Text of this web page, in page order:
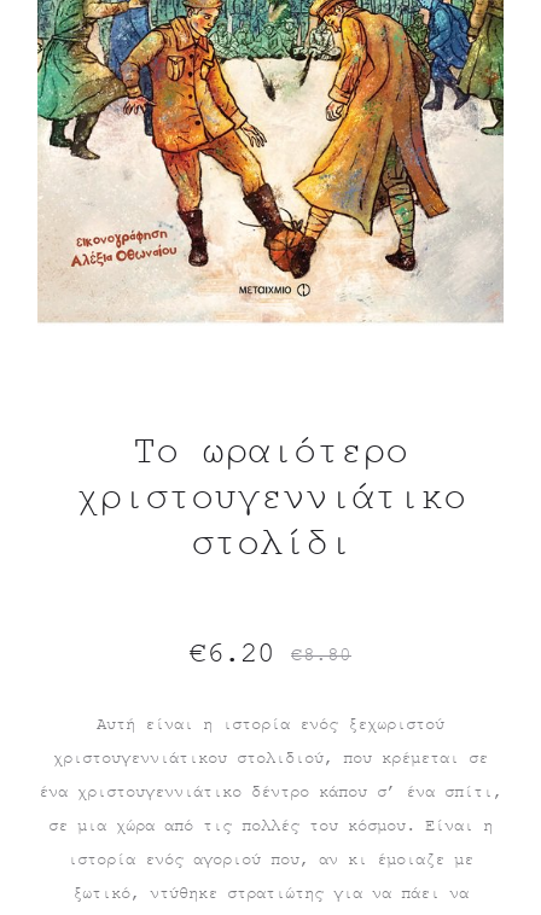
Το ωραιότερο
χριστουγεννιάτικο
στολίδι
Αυτή είναι η ιστορία ενός ξεχωριστού
χριστουγεννιάτικου στολιδιού, που κρέμεται σε
ένα χριστουγεννιάτικο δέντρο κάπου σ’ ένα σπίτι,
σε μια χώρα από τις πολλές του κόσμου. Είναι η
ιστορία ενός αγοριού που, αν κι έμοιαζε με
ξωτικό, ντύθηκε στρατιώτης για να πάει να
€8.80
Original
was:
€8.80.
€6.20
Η
τρέχουσα
τιμή
είναι:
€6.20.